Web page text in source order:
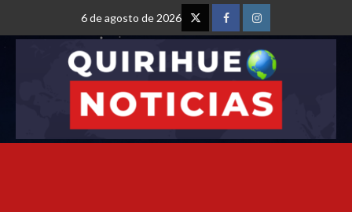
6 de agosto de 2026